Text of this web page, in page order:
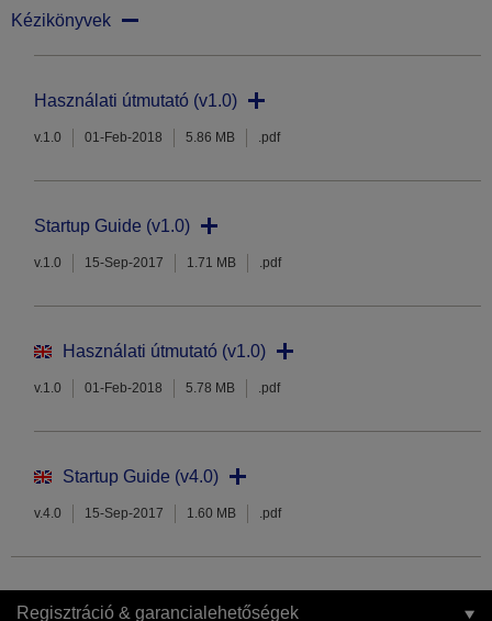
Kézikönyvek
Használati útmutató (v1.0)
v.1.0 01-Feb-2018 5.86 MB .pdf
Startup Guide (v1.0)
v.1.0 15-Sep-2017 1.71 MB .pdf
Használati útmutató (v1.0)
v.1.0 01-Feb-2018 5.78 MB .pdf
Startup Guide (v4.0)
v.4.0 15-Sep-2017 1.60 MB .pdf
Regisztráció & garancialehetőségek